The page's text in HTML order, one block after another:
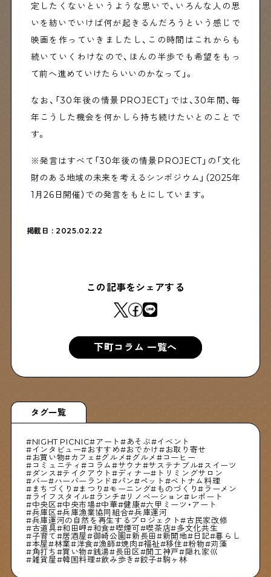
定したくないというような思いで、いろんな人の思
いを紡いでいけば何が起きるんだろうという感じで
映画を作っていきましたし、この時間はこれからも
続いていくわけなので、ほんの半歩でも希望をもっ
て前へ進めていけたらいいのかなって」。
なお、「30年後の情景PROJECT」では、30年間、毎
年こうした機会を何かしら持ち続けたいとのことで
す。
※発言はすべて「30年後の情景PROJECT」の「文化
財のある地域の未来を考えるシンポジウム」（2025年
1月26日開催）での発言をもとにしています。
掲載日 : 2025.02.22
この記事をシェアする
下町コラム 一覧へ
タグ一覧
NIGHT PICNIC アート あそぶ
イベント
インタビュー
おすすめ おでかけ
お取り寄せ
お買い物
カフェ グルメ グルメ
コーヒー
コミュニティ
コラム サウナ サステナブル
スイーツ
ダンス
テイクアウト ディナー
トリミングサロン
バー
ハーバーランド パン ペット
ベトナム料理
まちづくり
まつり モーニング ものづくり
ラーメン
ライフスタイル
ランチ リノベーション
レポート
中央区
中央市場 中華 健康
六甲ミーツ・アート
兵庫区
兵庫漁業協同組合
兵庫運河
兵庫運河の自然を再生するプロジェクト
古民家改修
古道具
和田岬 和食 喫煙可 喫茶店
多文化共生
子育て
居酒屋 御崎公園 新長田 新開地 日記
暮らし
本屋
林業 洋食 漁師 焼肉 福祉 移住 粉物
苅藻
角打ち
買い物 銭湯 長田区 開工神戸
隠れ家巛
雑貨屋
韓国料理 飲み歩き 餃子 駒ヶ林